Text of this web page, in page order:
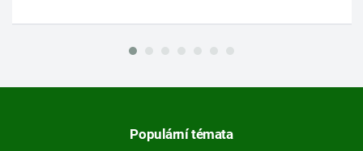
Populární témata